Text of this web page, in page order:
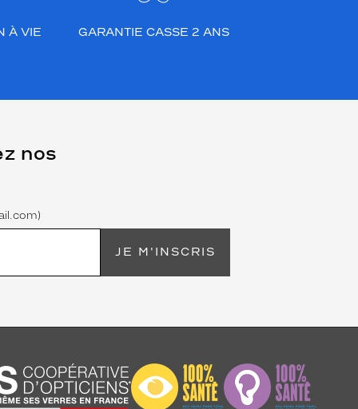
À VIE GARANTIE CASSE 2 ANS
nos
JE M'INSCRIS